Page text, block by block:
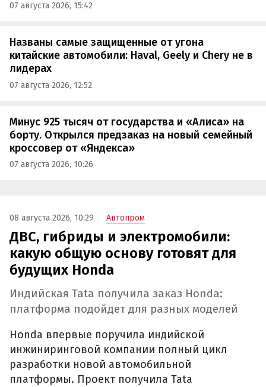
07 августа 2026, 15:42
Названы самые защищенные от угона
китайские автомобили: Haval, Geely и Chery не в
лидерах
07 августа 2026, 12:52
Минус 925 тысяч от государства и «Алиса» на
борту. Открылся предзаказ на новый семейный
кроссовер от «Яндекса»
07 августа 2026, 10:26
08 августа 2026, 10:29 Автопром
ДВС, гибриды и электромобили:
какую общую основу готовят для
будущих Honda
Индийская Tata получила заказ Honda:
платформа подойдет для разных моделей
Honda впервые поручила индийской
инжиниринговой компании полный цикл
разработки новой автомобильной
платформы. Проект получила Tata